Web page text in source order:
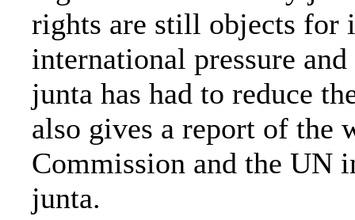
rights are still objects for
international pressure
junta has had to reduce
also gives a report of the
Commission and the UN
junta.